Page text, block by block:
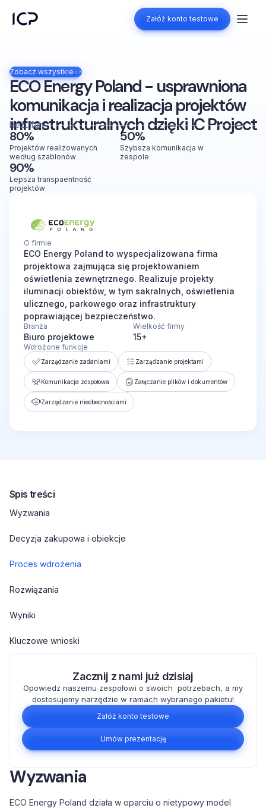
Załóż konto testowe
Załóż konto testowe
Zobacz wszystkie
ECO Energy Poland - usprawniona
komunikacja i realizacja projektów
infrastrukturalnych dzięki IC Project
Rezultaty
80%
Projektów realizowanych
według szablonów
50%
Szybsza komunikacja w
zespole
90%
Lepsza transpaentność
projektów
O firmie
ECO Energy Poland to wyspecjalizowana firma
projektowa zajmująca się projektowaniem
oświetlenia zewnętrznego. Realizuje projekty
iluminacji obiektów, w tym sakralnych, oświetlenia
ulicznego, parkowego oraz infrastruktury
poprawiającej bezpieczeństwo.
Branża
Biuro projektowe
Wielkość firmy
15+
Wdrożone funkcje
Zarządzanie zadaniami Zarządzanie projektami
Komunikacja zespołowa Załączanie plików i dokumentów
Zarządzanie nieobecnościami
Spis treści
Wyzwania
Decyzja zakupowa i obiekcje
Proces wdrożenia
Rozwiązania
Wyniki
Kluczowe wnioski
Zacznij z nami już dzisiaj
Opowiedz naszemu zespołowi o swoich potrzebach, a my
dostosujemy narzędzie w ramach wybranego pakietu!
Załóż konto testowe
Umów prezentację
Wyzwania
ECO Energy Poland działa w oparciu o nietypowy model